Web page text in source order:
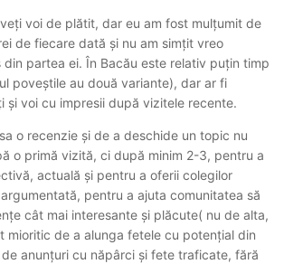
voi de plătit, dar eu am fost mulțumit de
de fiecare dată și nu am simțit vreo
din partea ei. În Bacău este relativ puțin timp
poveștile au două variante), dar ar fi
și voi cu impresii după vizitele recente.
o recenzie și de a deschide un topic nu
o primă vizită, ci după minim 2-3, pentru a
actuală și pentru a oferii colegilor
pentru a ajuta comunitatea să
cât mai interesante și plăcute( nu de alta,
mioritic de a alunga fetele cu potențial din
anunțuri cu năpârci și fete traficate, fără